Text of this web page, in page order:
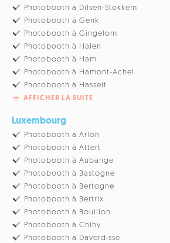
Photobooth à Dilsen-Stokkem
Photobooth à Genk
Photobooth à Gingelom
Photobooth à Halen
Photobooth à Ham
Photobooth à Hamont-Achel
Photobooth à Hasselt
AFFICHER LA SUITE
Luxembourg
Photobooth à Arlon
Photobooth à Attert
Photobooth à Aubange
Photobooth à Bastogne
Photobooth à Bertogne
Photobooth à Bertrix
Photobooth à Bouillon
Photobooth à Chiny
Photobooth à Daverdisse